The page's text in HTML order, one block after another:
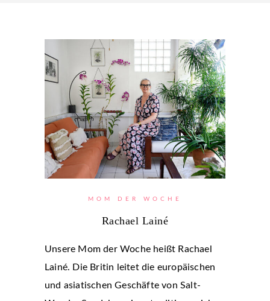
MOM DER WOCHE
Rachael Lainé
Unsere Mom der Woche heißt Rachael
Lainé. Die Britin leitet die europäischen
und asiatischen Geschäfte von Salt-